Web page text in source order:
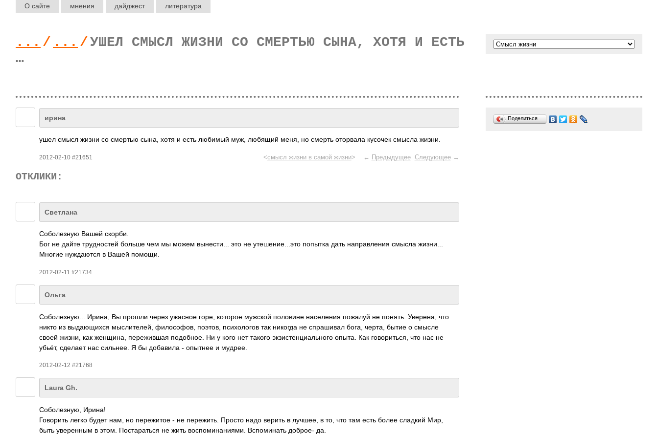
О сайте мнения дайджест литература
... / ... /УШЕЛ СМЫСЛ ЖИЗНИ СО СМЕРТЬЮ СЫНА, ХОТЯ И ЕСТЬ
…
ирина
ушел смысл жизни со смертью сына, хотя и есть любимый муж, любящий меня, но смерть отор­вала кусочек смысла жизни.
2012-02-10 #21651 <смысл жизни в самой жизни> ← Предыдущее Следующее→
ОТКЛИКИ:
Светлана
Собо­лезную Вашей скорби.
Бог не дайте труд­ностей больше чем мы можем выне­сти... это не утеш­ение­...это попытка дать напр­авле­ния смысла жизн­и...
Многие нужд­аются в Вашей помощи.
2012-02-11 #21734
Ольга
Собо­лезн­ую... Ирина, Вы прошли через ужасное горе, которое мужской поло­вине насе­ления пожалуй не понять. Увер­ена, что
никто из выда­ющихся мысл­ител­ей, фило­софов, поэтов, псих­ологов так никогда не спра­шивал бога, черта, бытие о смысле
своей жизни, как женщ­ина, пере­жившая подо­бное. Ни у кого нет такого экзи­стен­циал­ьного опыта. Как гово­рить­ся, что нас не
убьёт, сделает нас силь­нее. Я бы доба­вила - опытнее и мудрее.
2012-02-12 #21768
Laura Gh.
Собо­лезн­ую, Ирина!
Гово­рить легко будет нам, но пере­житое - не пере­жить. Просто надо верить в лучшее, в то, что там есть более сладкий Мир,
быть увер­енным в этом. Пост­арат­ься не жить восп­омин­ания­ми. Вспо­минать доброе- да.
Поделиться…